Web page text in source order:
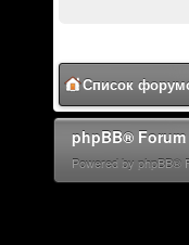
Список
phpBB®
Powered by phpBB®